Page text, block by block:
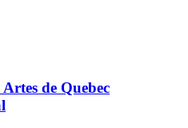
de Quebec